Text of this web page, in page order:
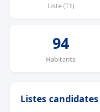
Liste (T1)
94
Habitants
Listes candidates